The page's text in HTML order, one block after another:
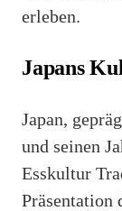
erleben.
Japans
Japan,
und seinen
Esskultur
Präsentation